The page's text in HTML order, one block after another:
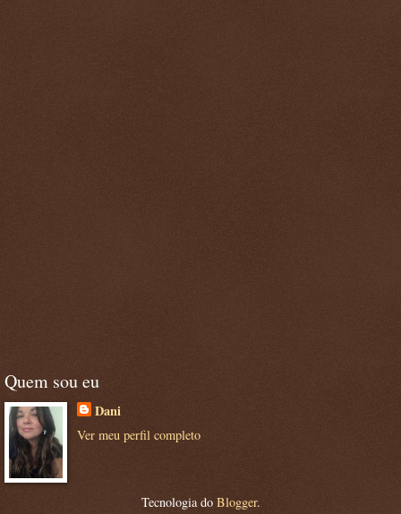
Quem sou eu
Dani
Ver meu perfil completo
Tecnologia do Blogger.